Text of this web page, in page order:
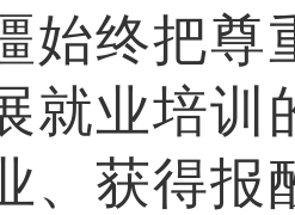
始终把尊
就业培训
、获得报